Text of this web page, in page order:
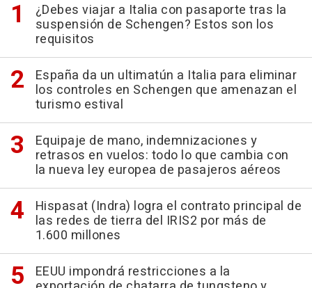
¿Debes viajar a Italia con pasaporte tras la
suspensión de Schengen? Estos son los
requisitos
España da un ultimatún a Italia para eliminar
los controles en Schengen que amenazan el
turismo estival
Equipaje de mano, indemnizaciones y
retrasos en vuelos: todo lo que cambia con
la nueva ley europea de pasajeros aéreos
Hispasat (Indra) logra el contrato principal de
las redes de tierra del IRIS2 por más de
1.600 millones
EEUU impondrá restricciones a la